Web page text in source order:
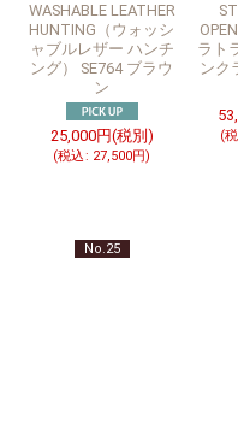
WASHABLE LEATHER
HUNTING（ウォッシ
ャブルレザー ハンチ
ング） SE764 ブラウ
ン
25,000円(税別)
(税込: 27,500円)
ラト
ンク
(
No.25